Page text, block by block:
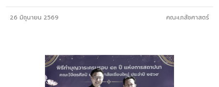
26 มิถุนายน 2569 คณะเภสัชศาสตร์